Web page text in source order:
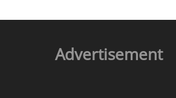
Advertisement